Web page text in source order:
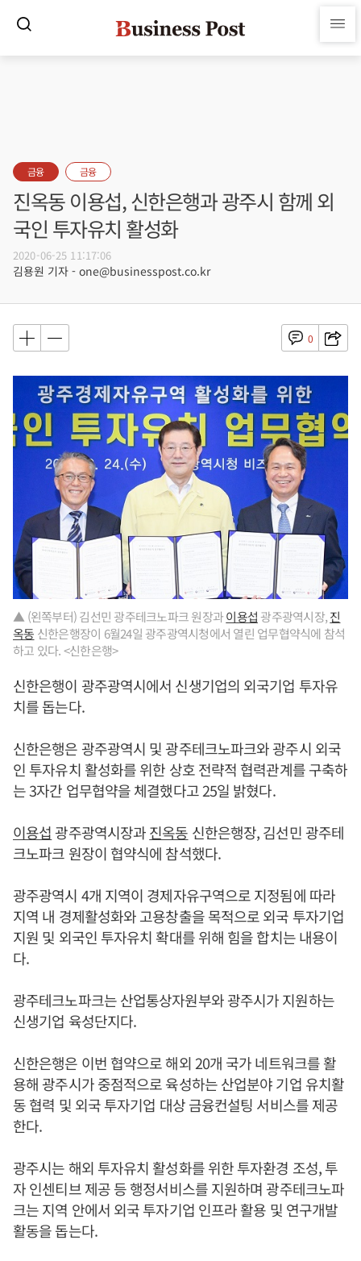
금융 금융
진옥동 이용섭, 신한은행과 광주시 함께 외
국인 투자유치 활성화
2020-06-25 11:17:06
김용원 기자 - one@businesspost.co.kr
0
▲ (왼쪽부터) 김선민 광주테크노파크 원장과이용섭광주광역시장,진
옥동 신한은행장이 6월24일 광주광역시청에서 열린 업무협약식에 참석
하고 있다. <신한은행>
신한은행이 광주광역시에서 신생기업의 외국기업 투자유
치를 돕는다.
신한은행은 광주광역시 및 광주테크노파크와 광주시 외국
인 투자유치 활성화를 위한 상호 전략적 협력관계를 구축하
는 3자간 업무협약을 체결했다고 25일 밝혔다.
이용섭광주광역시장과진옥동 신한은행장, 김선민 광주테
크노파크 원장이 협약식에 참석했다.
광주광역시 4개 지역이 경제자유구역으로 지정됨에 따라
지역 내 경제활성화와 고용창출을 목적으로 외국 투자기업
지원 및 외국인 투자유치 확대를 위해 힘을 합치는 내용이
다.
광주테크노파크는 산업통상자원부와 광주시가 지원하는
신생기업 육성단지다.
신한은행은 이번 협약으로 해외 20개 국가 네트워크를 활
용해 광주시가 중점적으로 육성하는 산업분야 기업 유치활
동 협력 및 외국 투자기업 대상 금융컨설팅 서비스를 제공
한다.
광주시는 해외 투자유치 활성화를 위한 투자환경 조성, 투
자 인센티브 제공 등 행정서비스를 지원하며 광주테크노파
크는 지역 안에서 외국 투자기업 인프라 활용 및 연구개발
활동을 돕는다.